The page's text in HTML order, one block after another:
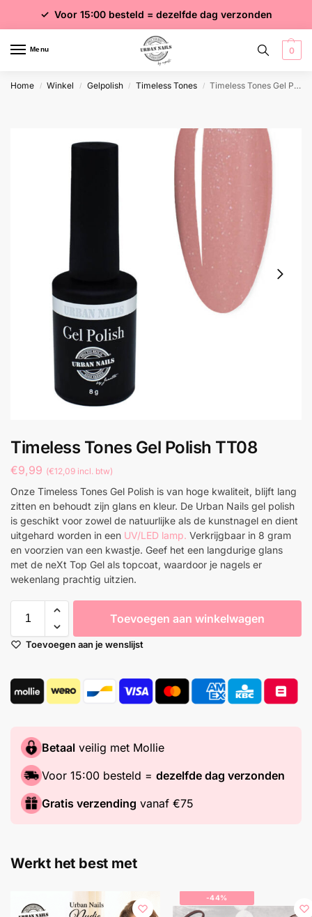
✓ Gratis verzending vanaf €75 excl. btw
✓ Voor 15:00 besteld = dezelfde dag verzonden
✓ Meer dan 4000 producten
Menu 0
Home / Winkel / Gelpolish / Timeless Tones / Timeless Tones Gel Polish TT08
Timeless Tones Gel Polish TT08
€9,99 (€12,09 incl. btw)
Onze Timeless Tones Gel Polish is van hoge kwaliteit, blijft lang
zitten en behoudt zijn glans en kleur. De Urban Nails gel polish
is geschikt voor zowel de natuurlijke als de kunstnagel en dient
uitgehard worden in een UV/LED lamp. Verkrijgbaar in 8 gram
en voorzien van een kwastje. Geef het een langdurige glans
met de neXt Top Gel als topcoat, waardoor je nagels er
wekenlang prachtig uitzien.
Toevoegen aan winkelwagen
Toevoegen aan je wenslijst
Betaal veilig met Mollie
Voor 15:00 besteld = dezelfde dag verzonden
Gratis verzending vanaf €75
Werkt het best met
-44%